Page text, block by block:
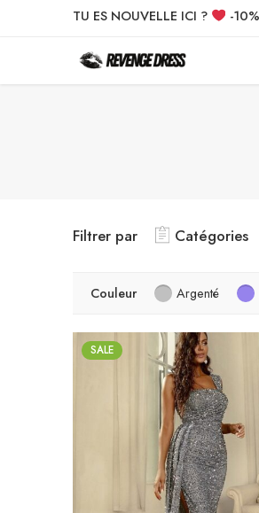
TU ES NOUVELLE ICI ? -
Filtrer par Catégories
Couleur Argenté
SALE